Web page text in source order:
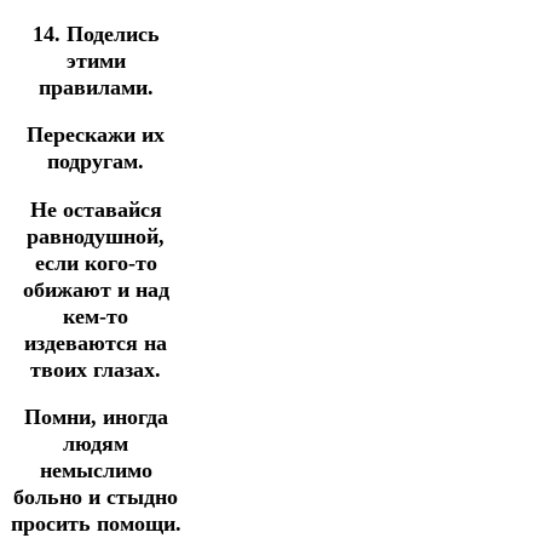
14. Поделись
этими
правилами.
Перескажи их
подругам.
Не оставайся
равнодушной,
если кого-то
обижают и над
кем-то
издеваются на
твоих глазах.
Помни, иногда
людям
немыслимо
больно и стыдно
просить помощи.